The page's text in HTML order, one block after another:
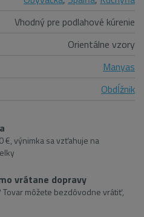
Vhodný pre podlahové kúrenie
Orientálne vzory
Manyas
Obdĺžnik
€, výnimka sa vzťahuje na
vrátane dopravy
Tovar môžete bezdôvodne vrátiť,